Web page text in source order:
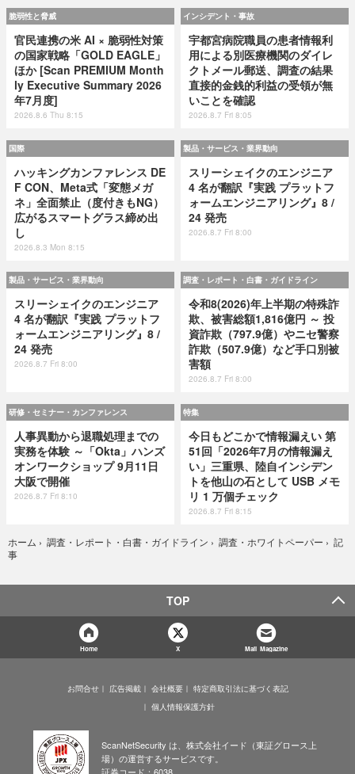
脆弱性と脅威
官民連携の米 AI × 脆弱性対策
の国家戦略「GOLD EAGLE」
ほか [Scan PREMIUM Month
ly Executive Summary 2026
年7月度]
2026.8.6 Thu 8:15
インシデント・事故
宇都宮病院職員の患者情報利
用による別医療機関のダイレ
クトメール郵送、調査の結果
直接的金銭的利益の受領が無
いことを確認
2026.8.7 Fri 8:05
国際
ハッキングカンファレンス DE
F CON、Meta式「変態メガ
ネ」全面禁止（度付きもNG）
広がるスマートグラス締め出
し
2026.8.3 Mon 8:15
製品・サービス・業界動向
スリーシェイクのエンジニア
4 名が翻訳『実践 プラットフ
ォームエンジニアリング』8 /
24 発売
2026.8.7 Fri 8:00
製品・サービス・業界動向
スリーシェイクのエンジニア
4 名が翻訳『実践 プラットフ
ォームエンジニアリング』8 /
24 発売
2026.8.7 Fri 8:00
調査・レポート・白書・ガイドライン
令和8(2026)年上半期の特殊詐
欺、被害総額1,816億円 ～ 投
資詐欺（797.9億）やニセ警察
詐欺（507.9億）など手口別被
害額
2026.8.7 Fri 8:00
研修・セミナー・カンファレンス
人事異動から退職処理までの
実務を体験 ～「Okta」ハンズ
オンワークショップ 9月11日
大阪で開催
2026.8.7 Fri 8:10
特集
今日もどこかで情報漏えい 第
51回「2026年7月の情報漏え
い」三重県、陸自インシデン
トを他山の石として USB メモ
リ 1 万個チェック
2026.8.7 Fri 8:15
ホーム › 調査・レポート・白書・ガイドライン › 調査・ホワイトペーパー › 記
事
TOP
Home X Mail Magazine
お問合せ 広告掲載 会社概要
特定商取引法に基づく表記
個人情報保護方針
ScanNetSecurity は、株式会社イード（東証グロース上
場）の運営するサービスです。